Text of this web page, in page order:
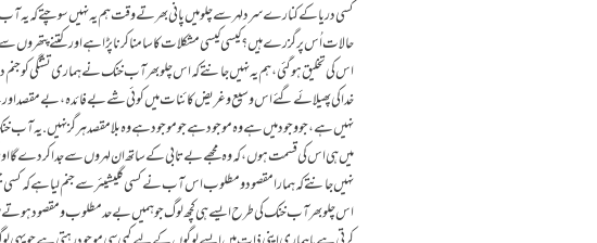
کسی دریا کے کنارے سرد لہر سے چلو میں پانی بھرتے وقت ہم یہ نہیں سوچتے کہ
حالات اُس پر گزرے ہیں؟ کیسی کیسی مشکلات کا سامنا کرنا پڑا ہے اور کتنے پتھروں
اس کی تخلیق ہوگئی، ہم یہ نہیں جانتے کہ اس چلو بھر آب خنک نے ہماری تشنگی کو
خدا کی پھیلائے گئے اس وسیع و غریض کائنات میں کوئی شے بے فائدہ، بے مقصد
نہیں ہے، جو وجود میں ہے وہ موجود ہے جو موجود ہے وہ بلامقصد ہرگز نہیں. یہ آب
میں ہی اس کی قسمت ہوں، کہ وہ مجھے بے تابی کے ساتھ ان لہروں سے جدا کردے گا
نہیں جانتے کہ ہمارا مقصود و مطلوب اس آب نے کسی گلیشیئر سے جنم لیا ہے کہ کسی
اس چلو بھر آب خنک کی طرح ایسے ہی کچھ لوگ جو ہمیں بےحد مطلوب و مقصود ہوتے